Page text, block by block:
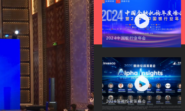
2024中国银行业年会
2026景顺投资策略会